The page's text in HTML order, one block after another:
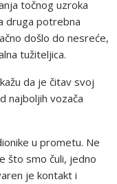
točnog uzroka
druga potrebna
došlo do nesreće,
tužiteljica.
da je čitav svoj
najboljih vozača
u prometu. Ne
što smo čuli, jedno
je kontakt i